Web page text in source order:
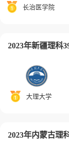
长治医学院
2023年新疆理科
大理大学
2023年内蒙古理